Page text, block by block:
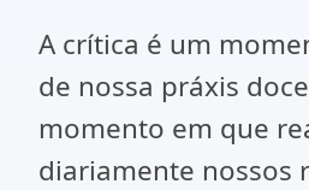
A crítica é um
de nossa práxis
momento em que
diariamente nossos